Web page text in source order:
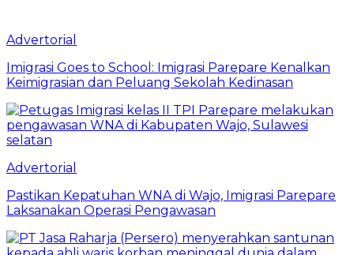
Advertorial
Imigrasi Goes to School: Imigrasi Parepare Kenalkan
Keimigrasian dan Peluang Sekolah Kedinasan
Advertorial
Pastikan Kepatuhan WNA di Wajo, Imigrasi Parepare
Laksanakan Operasi Pengawasan